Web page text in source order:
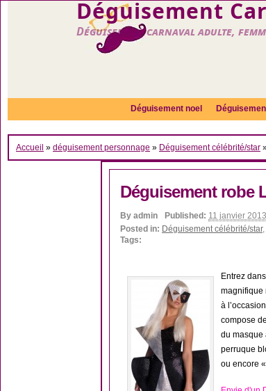
Déguisement
Déguisement carnaval adulte,
Déguisement noel
Accueil » déguisement personnage » Déguisement célébrité/star
Déguisement robe
By admin Published: 11 janvier 2013
Posted in: Déguisement célébrité/star,
Tags:
Entrez
magnifique
à
compose
du masque
perruque
ou encore «